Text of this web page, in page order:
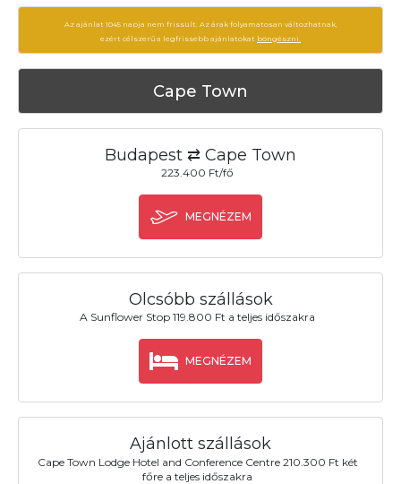
Az ajánlat 1045 napja nem frissült. Az árak folyamatosan változhatnak,
ezért célszerű a legfrissebb ajánlatokat böngészni.
Cape Town
Budapest ⇄ Cape Town
223.400 Ft/fő
MEGNÉZEM
Olcsóbb szállások
A Sunflower Stop 119.800 Ft a teljes időszakra
MEGNÉZEM
Ajánlott szállások
Cape Town Lodge Hotel and Conference Centre 210.300 Ft két
főre a teljes időszakra